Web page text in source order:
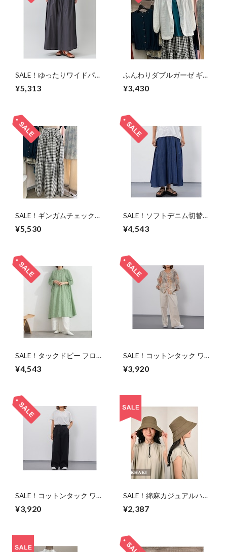
SALE！ゆったりワイドパン
れ防止/チャコール/M
¥5,313
ふんわりダブルガーゼ ギャ
¥3,430
SALE！ギンガムチェック柄
ト/ブラック/M-L
¥5,530
SALE！ソフトデニム切替フ
ー/M-L
¥4,543
SALE！タックドビー フロン
ークグリーン/F
¥4,543
SALE！コットンタック ワイ
ト/M-L
¥3,920
SALE！コットンタック ワイ
ドストレートパンツ/ブラッ
ク/M-L
¥3,920
SALE！綿麻カジュアルハッ
ト/UVカット/5色/取外可紐
付き/サイズ調整付き
¥2,387